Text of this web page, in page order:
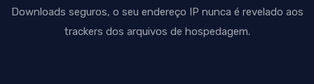
Downloads seguros, o seu endereço IP nunca é revelado aos
trackers dos arquivos de hospedagem.